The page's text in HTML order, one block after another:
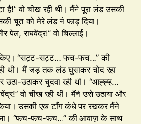
वो चीख रही थी। मैंने पूरा लंड उसकी
चूत को मेरे लंड ने फाड़ दिया।
राघवेंद्र!” वो चिल्लाई।
“सट्ट-सट्ट… फच-फच…” की
थी। मैं जड़ तक लंड घुसाकर चोद रहा
उठा-उठाकर चुदवा रही थी। “आह्ह्ह…
वो चीख रही थी। मैंने उसे उठाया और
उसकी एक टाँग कंधे पर रखकर मैंने
“फच-फच-फच…” की आवाज़ के साथ